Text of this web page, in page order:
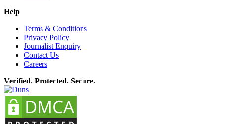
Help
Terms & Conditions
Privacy Policy
Journalist Enquiry
Contact Us
Careers
Verified. Protected. Secure.